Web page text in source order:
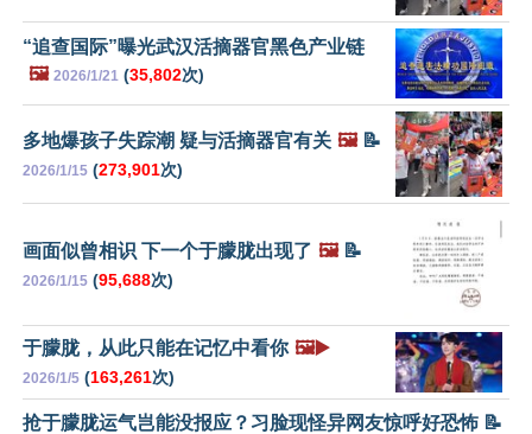
“追查国际”曝光武汉活摘器官黑色产业链
🖼️ 2026/1/21 (35,802次)
多地爆孩子失踪潮 疑与活摘器官有关 🖼️📝
2026/1/15 (273,901次)
画面似曾相识 下一个于朦胧出现了 🖼️📝
2026/1/15 (95,688次)
于朦胧，从此只能在记忆中看你 🖼️▶️
2026/1/5 (163,261次)
抢于朦胧运气岂能没报应？习脸现怪异网友惊呼好恐怖 📝